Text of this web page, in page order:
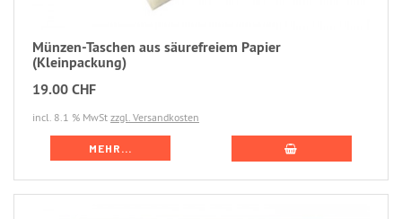
Münzen-Taschen aus säurefreiem Papier
(Kleinpackung)
19.00 CHF
incl. 8.1 % MwSt zzgl. Versandkosten
MEHR...